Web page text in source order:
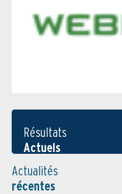
Résultats
Actuels
Actualités
récentes